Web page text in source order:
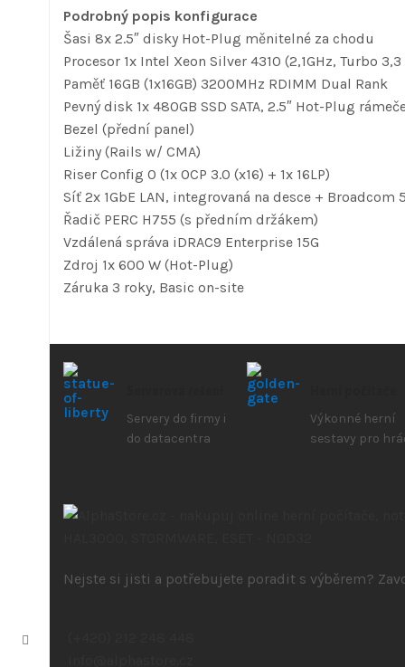
Podrobný popis konfigurace
Šasi 8x 2.5″ disky Hot-Plug měnitelné za chodu
Procesor 1x Intel Xeon Silver 4310 (2,1GHz, Turbo
Paměť 16GB (1x16GB) 3200MHz RDIMM Dual Rank
Pevný disk 1x 480GB SSD SATA, 2.5″ Hot-Plug
Bezel (přední panel)
Ližiny (Rails w/ CMA)
Riser Config 0 (1x OCP 3.0 (x16) + 1x 16LP)
Síť 2x 1GbE LAN, integrovaná na desce + Broadcom
Řadič PERC H755 (s předním držákem)
Vzdálená správa iDRAC9 Enterprise 15G
Zdroj 1x 600 W (Hot-Plug)
Záruka 3 roky, Basic on-site
Servery do firmy i
do datacentra
Výkonné herní
sestavy pro
Nejste si jisti a potřebujete poradit s výběrem?